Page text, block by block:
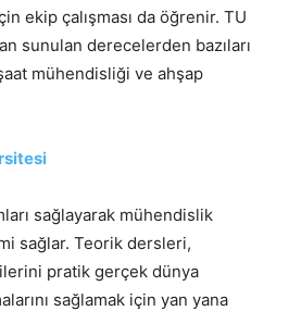
ekip çalışması da öğrenir. TU
sunulan derecelerden bazıları
mühendisliği ve ahşap
sağlayarak mühendislik
sağlar. Teorik dersleri,
pratik gerçek dünya
sağlamak için yan yana